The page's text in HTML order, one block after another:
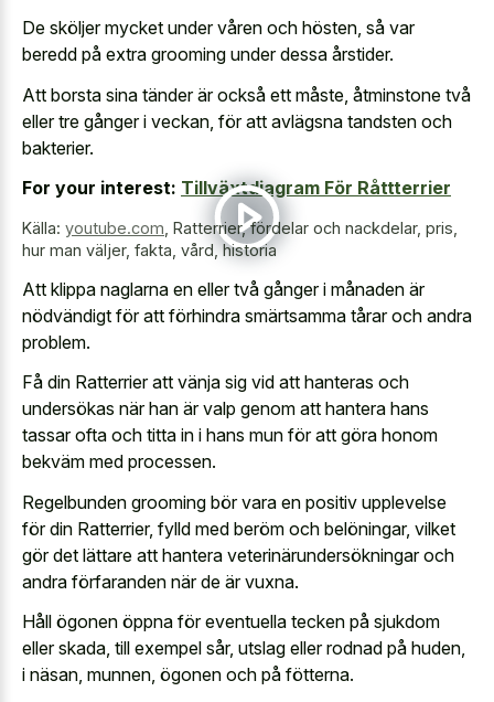
De sköljer mycket under våren och hösten, så var
beredd på extra grooming under dessa årstider.
Att borsta sina tänder är också ett måste, åtminstone två
eller tre gånger i veckan, för att avlägsna tandsten och
bakterier.
For your interest: Tillväxtdiagram För Råttterrier
Källa: youtube.com Ratterrier, fördelar och nackdelar, pris,
hur man väljer, fakta, vård, historia
Att klippa naglarna en eller två gånger i månaden är
nödvändigt för att förhindra smärtsamma tårar och andra
problem.
Få din Ratterrier att vänja sig vid att hanteras och
undersökas när han är valp genom att hantera hans
tassar ofta och titta in i hans mun för att göra honom
bekväm med processen.
Regelbunden grooming bör vara en positiv upplevelse
för din Ratterrier, fylld med beröm och belöningar, vilket
gör det lättare att hantera veterinärundersökningar och
andra förfaranden när de är vuxna.
Håll ögonen öppna för eventuella tecken på sjukdom
eller skada, till exempel sår, utslag eller rodnad på huden,
i näsan, munnen, ögonen och på fötterna.